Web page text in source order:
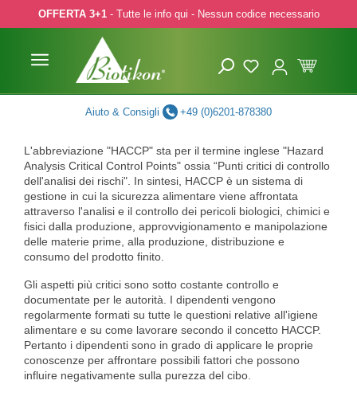
to main content
Skip to search
Skip to main navigation
OFFERTA 3+1- Tutte le info qui - Nessun codice necessario
Aiuto & Consigli +49 (0)6201-878380
L'abbreviazione "HACCP" sta per il termine inglese "Hazard
Analysis Critical Control Points" ossia “Punti critici di controllo
dell'analisi dei rischi". In sintesi, HACCP è un sistema di
gestione in cui la sicurezza alimentare viene affrontata
attraverso l'analisi e il controllo dei pericoli biologici, chimici e
fisici dalla produzione, approvvigionamento e manipolazione
delle materie prime, alla produzione, distribuzione e
consumo del prodotto finito.
Gli aspetti più critici sono sotto costante controllo e
documentate per le autorità. I dipendenti vengono
regolarmente formati su tutte le questioni relative all'igiene
alimentare e su come lavorare secondo il concetto HACCP.
Pertanto i dipendenti sono in grado di applicare le proprie
conoscenze per affrontare possibili fattori che possono
influire negativamente sulla purezza del cibo.